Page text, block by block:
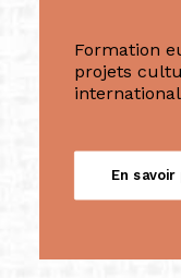
Formation
projets
En savoir